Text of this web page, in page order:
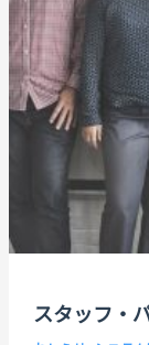
スタッフ・